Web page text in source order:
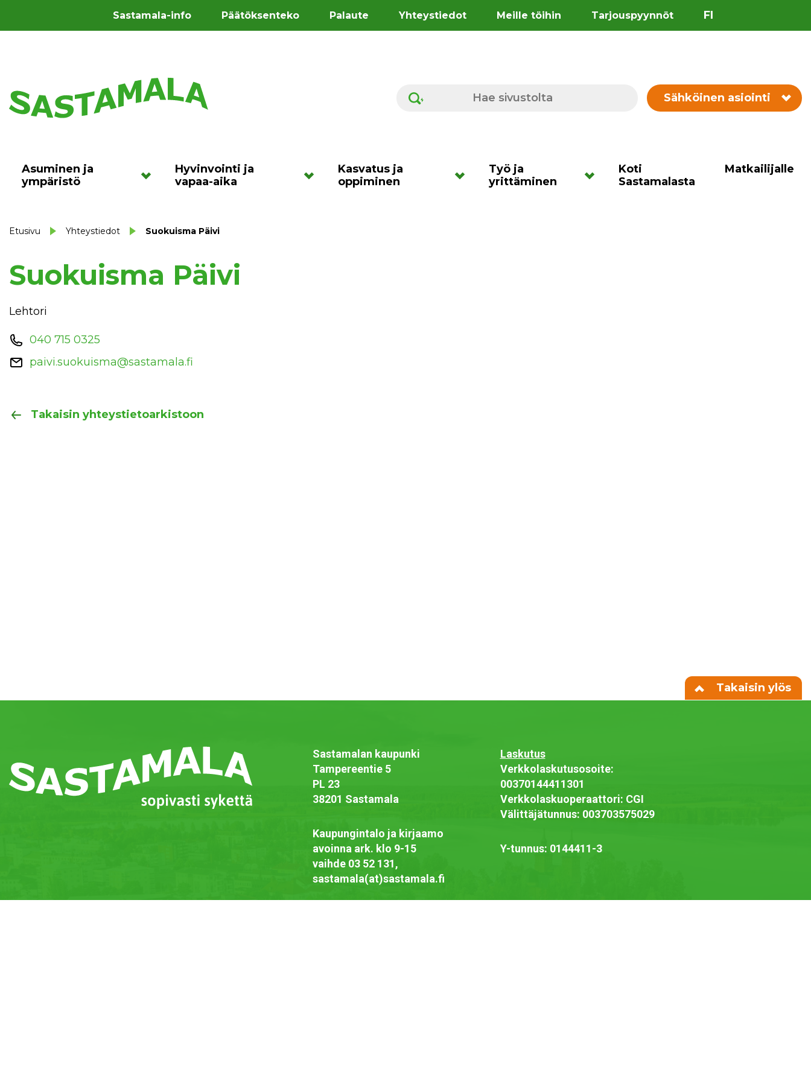
Sastamala-info Päätöksenteko Palaute Yhteystiedot Meille töihin Tarjouspyynnöt FI
Hae sivustolta Sähköinen asiointi
Asuminen ja
ympäristö
Hyvinvointi ja
vapaa-aika
Kasvatus ja
oppiminen
Työ ja
yrittäminen
Koti
Sastamalasta
Matkailijalle
Etusivu Yhteystiedot Suokuisma Päivi
Suokuisma Päivi
Lehtori
040 715 0325
paivi.suokuisma@sastamala.fi
Takaisin yhteystietoarkistoon
Takaisin ylös
Sastamalan kaupunki
Tampereentie 5
PL 23
38201 Sastamala
Kaupungintalo ja kirjaamo
avoinna ark. klo 9-15
vaihde 03 52 131,
sastamala(at)sastamala.fi
Laskutus
Verkkolaskutusosoite:
00370144411301
Verkkolaskuoperaattori: CGI
Välittäjätunnus: 003703575029
Y-tunnus: 0144411-3